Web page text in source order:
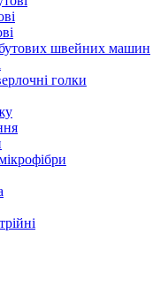
швейних машин
голки